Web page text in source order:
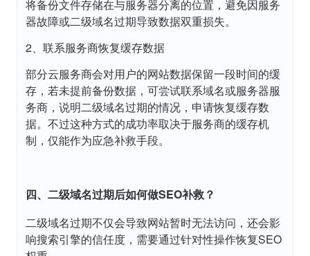
将备份文件存储在与服务器分离的位置，避免因服务
器故障或二级域名过期导致数据双重损失。
2、联系服务商恢复缓存数据
部分云服务商会对用户的网站数据保留一段时间的缓
存，若未提前备份数据，可尝试联系域名或服务器服
务商，说明二级域名过期的情况，申请恢复缓存数
据。不过这种方式的成功率取决于服务商的缓存机
制，仅能作为应急补救手段。
四、二级域名过期后如何做SEO补救？
二级域名过期不仅会导致网站暂时无法访问，还会影
响搜索引擎的信任度，需要通过针对性操作恢复SEO